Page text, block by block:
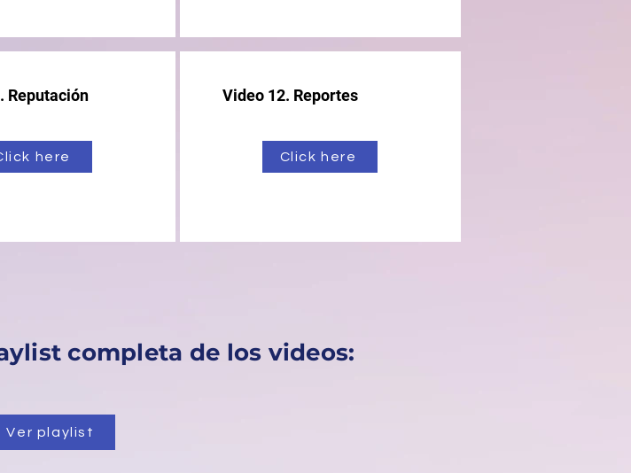
Reputación
here
Video 12. Reportes
Click here
completa de los videos:
Ver playlist